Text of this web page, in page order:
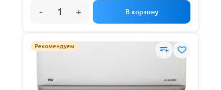
Тип внутреннего блока
Рекомендуем